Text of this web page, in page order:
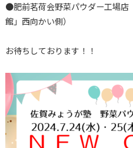
●肥前茗荷会野菜パウダー工場店
館」西向かい側）
お待ちしております！！